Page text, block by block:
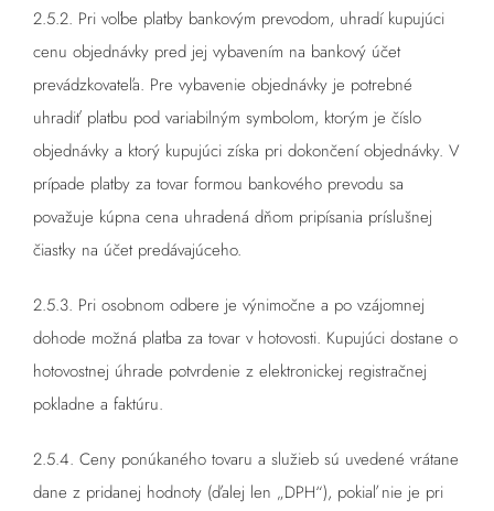
2.5.2. Pri voľbe platby bankovým prevodom, uhradí kupujúci
cenu objednávky pred jej vybavením na bankový účet
prevádzkovateľa. Pre vybavenie objednávky je potrebné
uhradiť platbu pod variabilným symbolom, ktorým je číslo
objednávky a ktorý kupujúci získa pri dokončení objednávky. V
prípade platby za tovar formou bankového prevodu sa
považuje kúpna cena uhradená dňom pripísania príslušnej
čiastky na účet predávajúceho.
2.5.3. Pri osobnom odbere je výnimočne a po vzájomnej
dohode možná platba za tovar v hotovosti. Kupujúci dostane o
hotovostnej úhrade potvrdenie z elektronickej registračnej
pokladne a faktúru.
2.5.4. Ceny ponúkaného tovaru a služieb sú uvedené vrátane
dane z pridanej hodnoty (ďalej len „DPH“), pokiaľ nie je pri